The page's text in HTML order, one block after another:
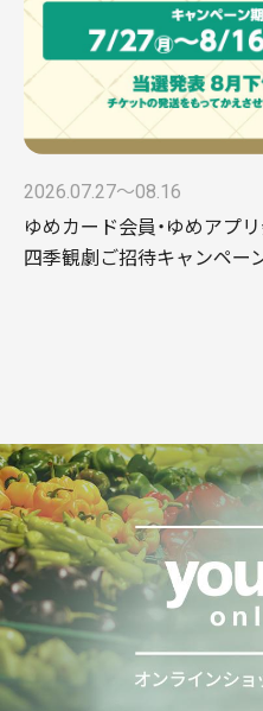
2026.07.27〜08.16
ゆめカード会員・ゆめアプ
四季観劇ご招待キャンペーン